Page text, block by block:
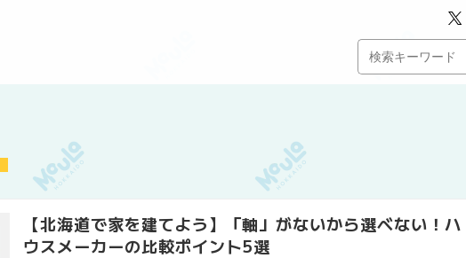
【北海道で家を建てよう】「軸」がないから選べない！ハ
ウスメーカーの比較ポイント5選